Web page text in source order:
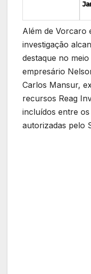
Além de Vorcaro
investigação
destaque no
empresário
Carlos Mansur,
recursos Reag
incluídos entre os
autorizadas pelo